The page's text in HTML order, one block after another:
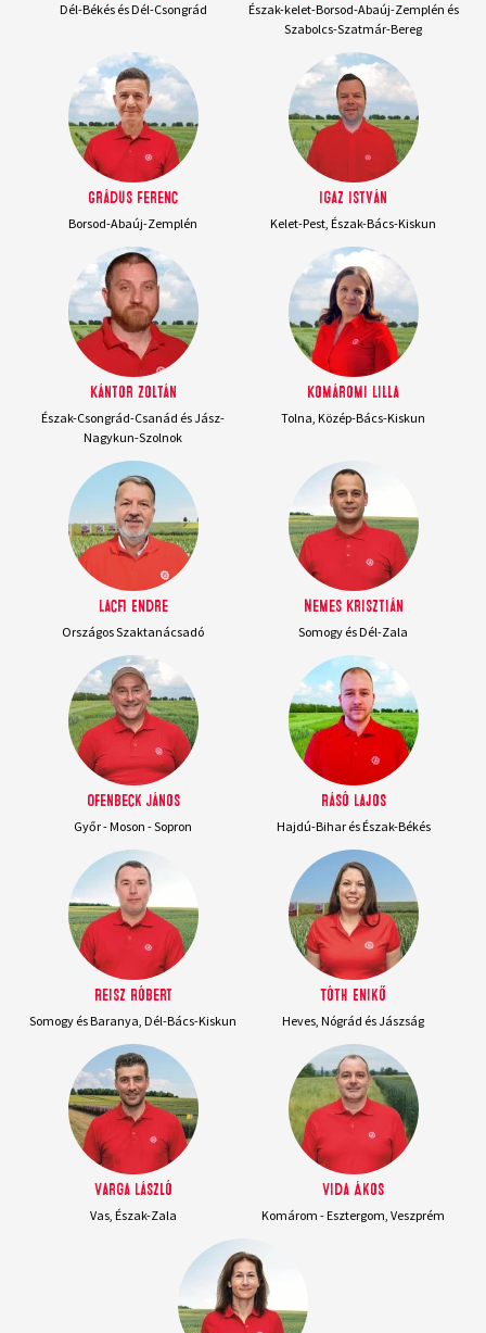
Dél-Békés és Dél-Csongrád
Észak-kelet-Borsod-Abaúj-Zemplén és
Szabolcs-Szatmár-Bereg
Grádus Ferenc
Borsod-Abaúj-Zemplén
Igaz István
Kelet-Pest, Észak-Bács-Kiskun
Kántor Zoltán
Észak-Csongrád-Csanád és Jász-
Nagykun-Szolnok
Komáromi Lilla
Tolna, Közép-Bács-Kiskun
Lacfi Endre
Országos Szaktanácsadó
Nemes Krisztián
Somogy és Dél-Zala
Ofenbeck János
Győr - Moson - Sopron
Rásó Lajos
Hajdú-Bihar és Észak-Békés
Reisz Róbert
Somogy és Baranya, Dél-Bács-Kiskun
Tóth Enikő
Heves, Nógrád és Jászság
Varga László
Vas, Észak-Zala
Vida Ákos
Komárom - Esztergom, Veszprém